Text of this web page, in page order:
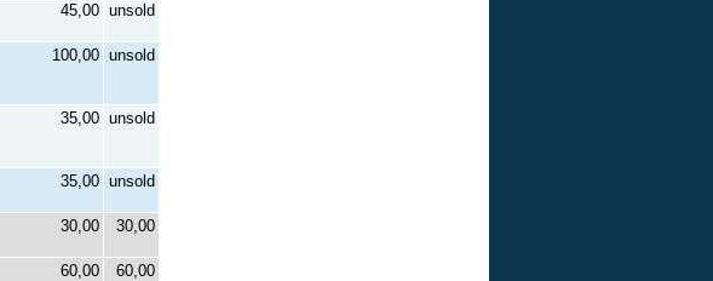
45,00 unsold
100,00 unsold
35,00 unsold
35,00 unsold
30,00 30,00
60,00 60,00